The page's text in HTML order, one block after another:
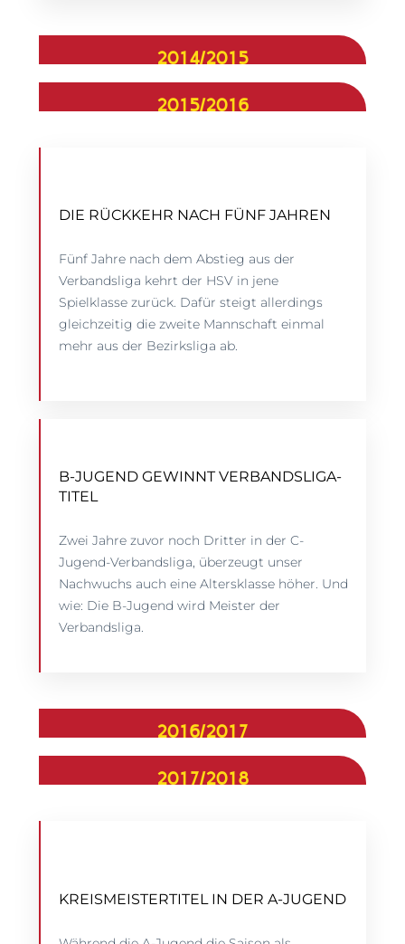
2014/2015
2015/2016
DIE RÜCKKEHR NACH FÜNF JAHREN
Fünf Jahre nach dem Abstieg aus der
Verbandsliga kehrt der HSV in jene
Spielklasse zurück. Dafür steigt allerdings
gleichzeitig die zweite Mannschaft einmal
mehr aus der Bezirksliga ab.
B-JUGEND GEWINNT VERBANDSLIGA-
TITEL
Zwei Jahre zuvor noch Dritter in der C-
Jugend-Verbandsliga, überzeugt unser
Nachwuchs auch eine Altersklasse höher. Und
wie: Die B-Jugend wird Meister der
Verbandsliga.
2016/2017
2017/2018
KREISMEISTERTITEL IN DER A-JUGEND